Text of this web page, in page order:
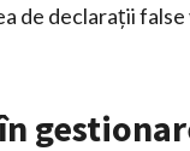
de declarații